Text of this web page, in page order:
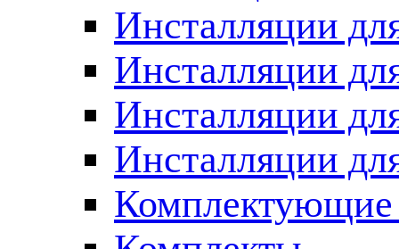
Инсталляции
Инсталляции
Инсталляции
Инсталляции
Комплектующие